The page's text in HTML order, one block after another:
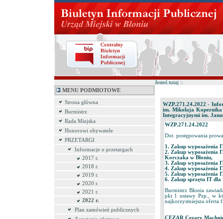
MENU PODMIOTOWE
Strona główna
Burmistrz
Rada Miejska
Honorowi obywatele
PRZETARGI
Informacje o przetargach
2017 r.
2018 r.
2019 r.
2020 r.
2021 r.
2022 r.
Plan zamówień publicznych
Jesteś tutaj ::
WZP.271.24.2022 -
im. Mikołaja Kopernika
Integracyjnymi im.
WZP.271.24.2022
Dot. postępowania
1. Zakup wyposażenia
2. Zakup wyposażenia
Korczaka w Błoniu,
3. Zakup wyposażenia
4. Zakup wyposażenia
5. Zakup wyposażenia
6. Zakup sprzętu IT dla
Burmistrz Błonia
pkt 1 ustawy Pzp., w
najkorzystniejsza oferta
CEZAR Cezary